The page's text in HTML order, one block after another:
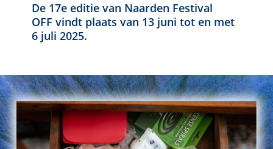
De 17e editie van Naarden Festival
OFF vindt plaats van 13 juni tot en met
6 juli 2025.